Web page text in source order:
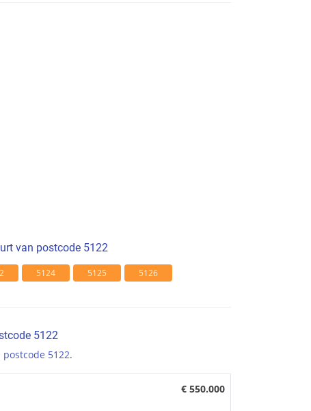
van postcode 5122
5124 5125 5126
5122
postcode 5122.
€ 550.000